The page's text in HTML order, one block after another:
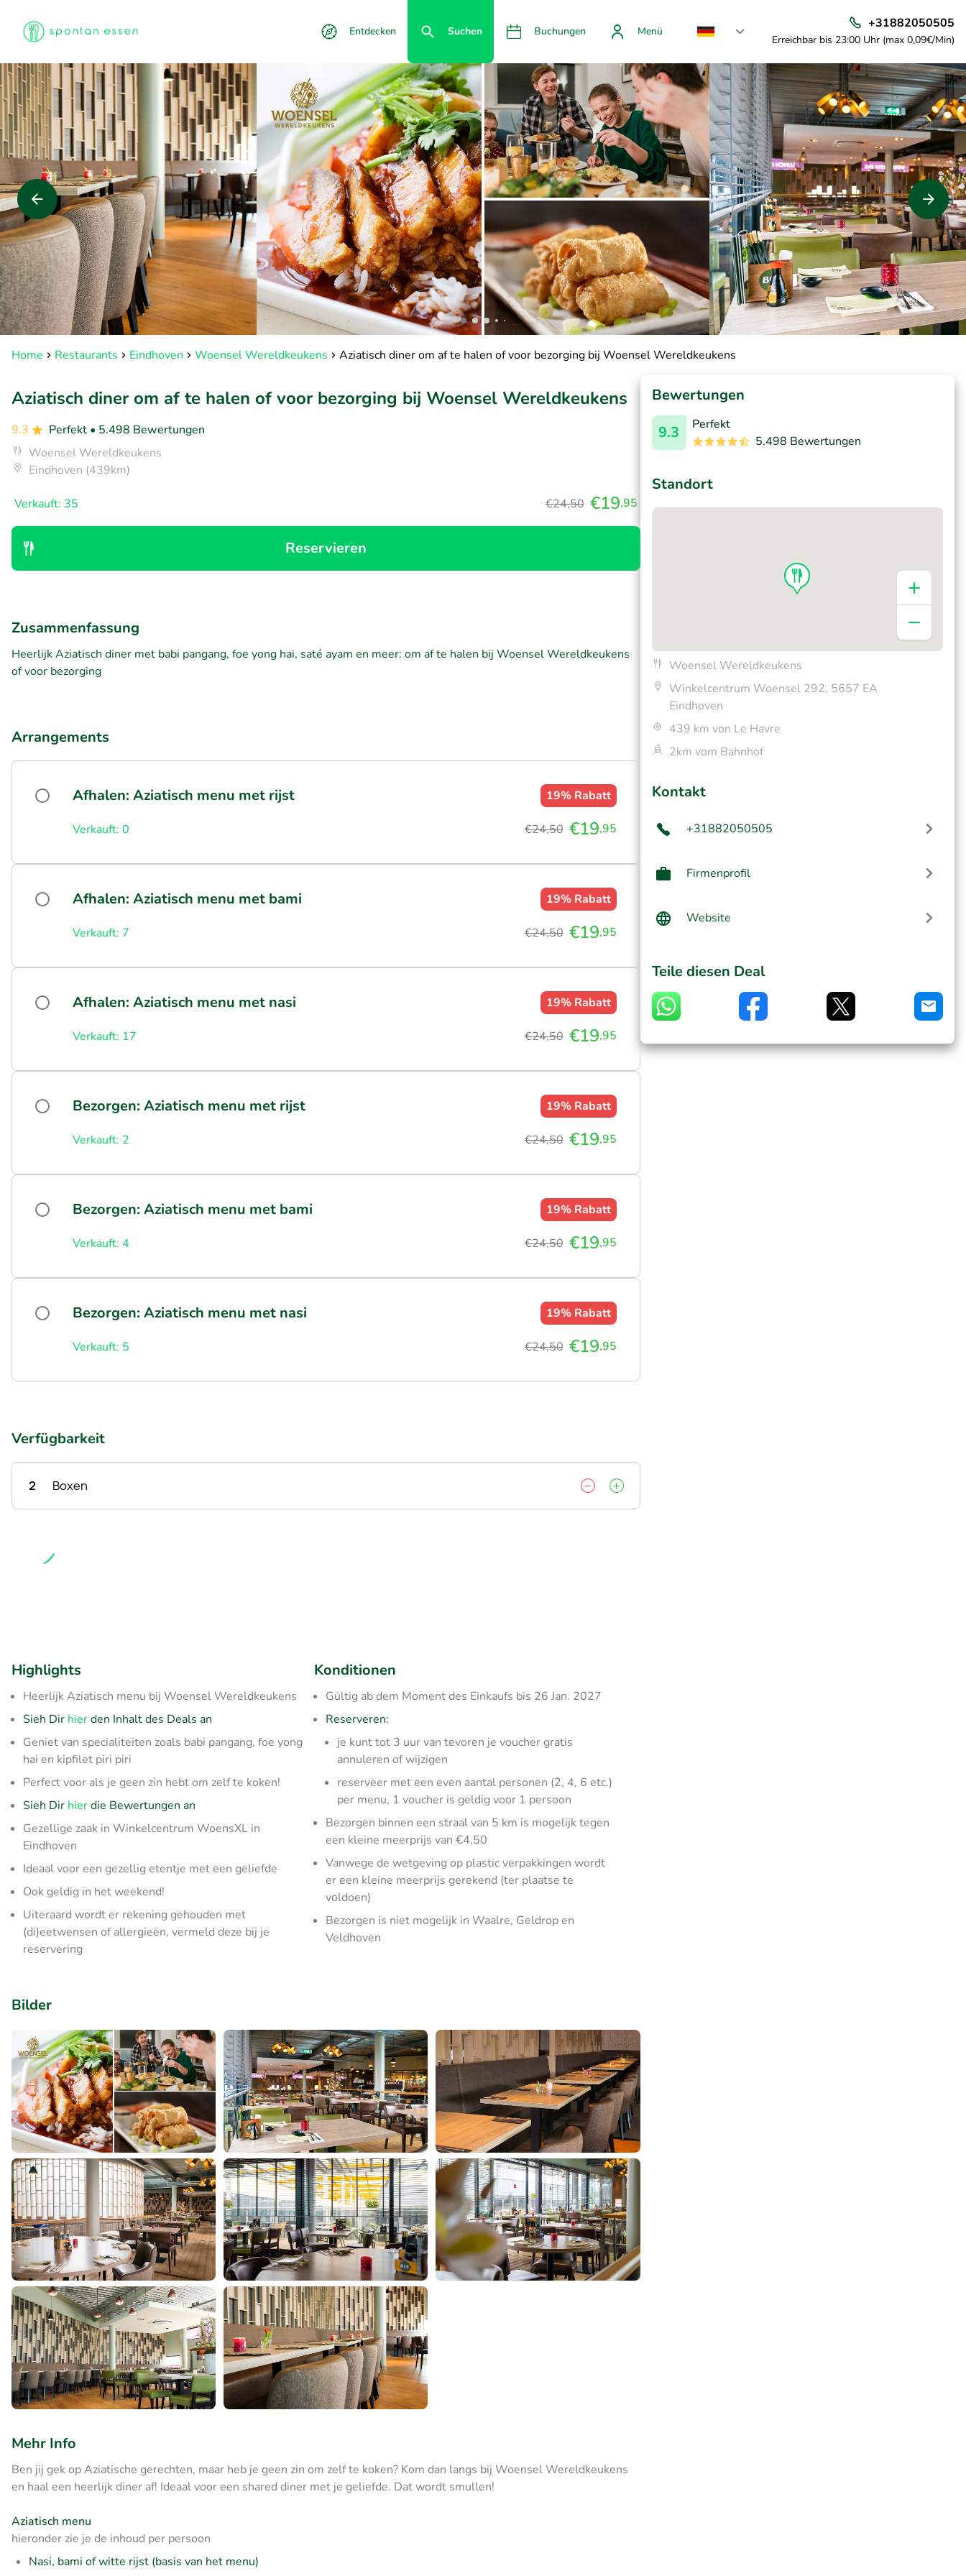
Entdecken Suchen Buchungen Menü
+31882050505
Erreichbar bis 23:00 Uhr (max 0,09€/Min)
Home Restaurants Eindhoven Woensel Wereldkeukens Aziatisch diner om af te halen of voor bezorging bij Woensel Wereldkeukens
Aziatisch diner om af te halen of voor bezorging bij Woensel Wereldkeukens
9.3 Perfekt • 5.498 Bewertungen
Woensel Wereldkeukens
Eindhoven (439km)
Verkauft: 35 €24,50 €19,95
Reservieren
Zusammenfassung
Heerlijk Aziatisch diner met babi pangang, foe yong hai, saté ayam en meer: om af te halen bij Woensel Wereldkeukens
of voor bezorging
Arrangements
Afhalen: Aziatisch menu met rijst 19% Rabatt
Verkauft: 0 €24,50 €19,95
Afhalen: Aziatisch menu met bami 19% Rabatt
Verkauft: 7 €24,50 €19,95
Afhalen: Aziatisch menu met nasi 19% Rabatt
Verkauft: 17 €24,50 €19,95
Bezorgen: Aziatisch menu met rijst 19% Rabatt
Verkauft: 2 €24,50 €19,95
Bezorgen: Aziatisch menu met bami 19% Rabatt
Verkauft: 4 €24,50 €19,95
Bezorgen: Aziatisch menu met nasi 19% Rabatt
Verkauft: 5 €24,50 €19,95
Verfügbarkeit
2 Boxen
Highlights
Heerlijk Aziatisch menu bij Woensel Wereldkeukens
Sieh Dir hierden Inhalt des Deals an
Geniet van specialiteiten zoals babi pangang, foe yong
hai en kipfilet piri piri
Perfect voor als je geen zin hebt om zelf te koken!
Sieh Dir hierdie Bewertungen an
Gezellige zaak in Winkelcentrum WoensXL in
Eindhoven
Ideaal voor een gezellig etentje met een geliefde
Ook geldig in het weekend!
Uiteraard wordt er rekening gehouden met
(di)eetwensen of allergieën, vermeld deze bij je
reservering
Konditionen
Gültig ab dem Moment des Einkaufs bis 26 Jan. 2027
Reserveren:
je kunt tot 3 uur van tevoren je voucher gratis
annuleren of wijzigen
reserveer met een even aantal personen (2, 4, 6 etc.)
per menu, 1 voucher is geldig voor 1 persoon
Bezorgen binnen een straal van 5 km is mogelijk tegen
een kleine meerprijs van €4,50
Vanwege de wetgeving op plastic verpakkingen wordt
er een kleine meerprijs gerekend (ter plaatse te
voldoen)
Bezorgen is niet mogelijk in Waalre, Geldrop en
Veldhoven
Bilder
Mehr Info
Ben jij gek op Aziatische gerechten, maar heb je geen zin om zelf te koken? Kom dan langs bij Woensel Wereldkeukens
en haal een heerlijk diner af! Ideaal voor een shared diner met je geliefde. Dat wordt smullen!
Aziatisch menu
hieronder zie je de inhoud per persoon
Nasi, bami of witte rijst (basis van het menu)
Bewertungen
9.3
Perfekt
5.498 Bewertungen
Standort
Woensel Wereldkeukens
Winkelcentrum Woensel 292, 5657 EA
Eindhoven
439 km von Le Havre
2km vom Bahnhof
Kontakt
+31882050505
Firmenprofil
Website
Teile diesen Deal